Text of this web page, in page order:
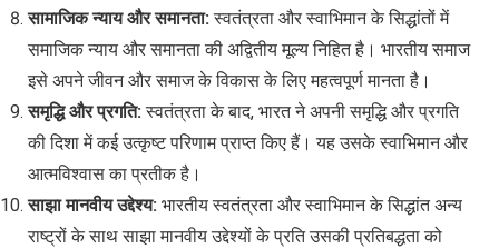
सामाजिक न्याय और समानता:स्वतंत्रता और स्वाभिमान के सिद्धांतों में
समाजिक न्याय और समानता की अद्वितीय मूल्य निहित है। भारतीय समाज
इसे अपने जीवन और समाज के विकास के लिए महत्वपूर्ण मानता है।
समृद्धि और प्रगति:स्वतंत्रता के बाद, भारत ने अपनी समृद्धि और प्रगति
की दिशा में कई उत्कृष्ट परिणाम प्राप्त किए हैं। यह उसके स्वाभिमान और
आत्मविश्वास का प्रतीक है।
साझा मानवीय उद्देश्य: भारतीय स्वतंत्रता और स्वाभिमान के सिद्धांत अन्य
राष्ट्रों के साथ साझा मानवीय उद्देश्यों के प्रति उसकी प्रतिबद्धता को